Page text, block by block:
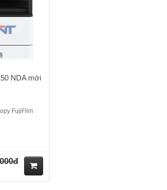
NDA mới
FujiFilm
đen trắng
Chức
bị lưu trữ :
ứng màu